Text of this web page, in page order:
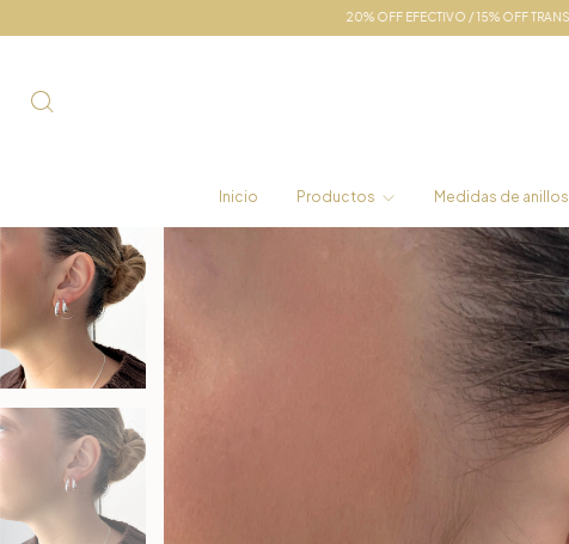
20% OFF EFECTIVO / 15% OFF TRANSF💫 6 CUOTAS SIN INTERÉS
Inicio Productos Medidas de anillos